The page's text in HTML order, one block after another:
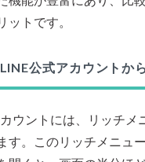
ットです。
公式アカウントか
ウントには、リッチメ
す。このリッチメニュ